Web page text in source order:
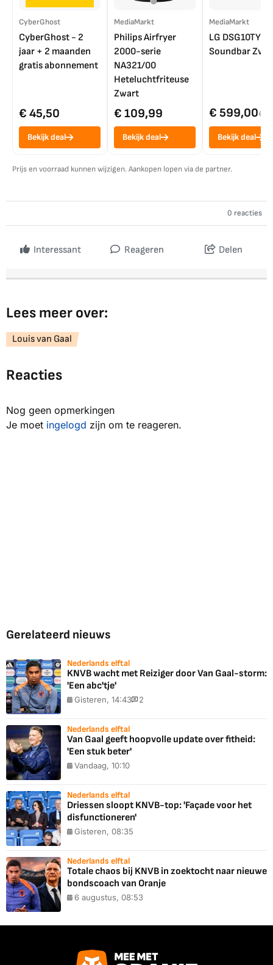
CyberGhost
CyberGhost - 2
jaar + 2 maanden
gratis abonnement
€ 45,50
Bekijk deal
MediaMarkt
Philips Airfryer
2000-serie
NA321/00
Heteluchtfriteuse
Zwart
€ 109,99
Bekijk deal
MediaMarkt
LG DSG10TY
Soundbar
€ 599,00€
Bekijk deal
Prijs en voorraad kunnen wijzigen. Aankopen lopen via de partner.
0 reacties
Interessant Reageren Delen
Lees meer over:
Louis van Gaal
Reacties
Nog geen opmerkingen
Je moet ingelogd zijn om te reageren.
Gerelateerd nieuws
Nederlands elftal
KNVB wacht met Reiziger door Van Gaal-storm:
'Een abc'tje'
Gisteren, 14:43 2
Nederlands elftal
Van Gaal geeft hoopvolle update over fitheid:
'Een stuk beter'
Vandaag, 10:10
Nederlands elftal
Driessen sloopt KNVB-top: 'Façade voor het
disfunctioneren'
Gisteren, 08:35
Nederlands elftal
Totale chaos bij KNVB in zoektocht naar nieuwe
bondscoach van Oranje
6 augustus, 08:53